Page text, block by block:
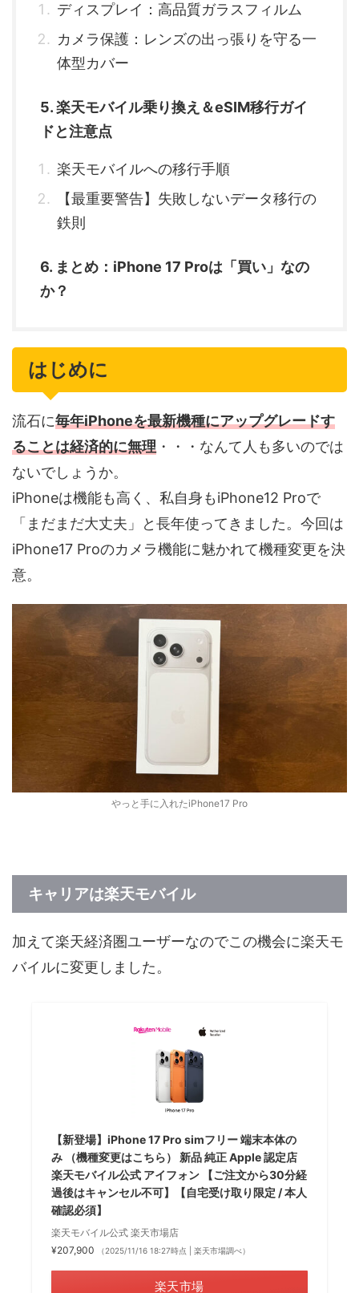
ディスプレイ：高品質ガラスフィルム
カメラ保護：レンズの出っ張りを守る一
体型カバー
5. 楽天モバイル乗り換え＆eSIM移行ガイ
ドと注意点
楽天モバイルへの移行手順
【最重要警告】失敗しないデータ移行の
鉄則
6. まとめ：iPhone 17 Proは「買い」なの
か？
はじめに
流石に毎年iPhoneを最新機種にアップグレードす
ることは経済的に無理 ・・・なんて人も多いのでは
ないでしょうか。
iPhoneは機能も高く、私自身もiPhone12 Proで
「まだまだ大丈夫」と長年使ってきました。今回は
iPhone17 Proのカメラ機能に魅かれて機種変更を決
意。
やっと手に入れたiPhone17 Pro
キャリアは楽天モバイル
加えて楽天経済圏ユーザーなのでこの機会に楽天モ
バイルに変更しました。
【新登場】iPhone 17 Pro simフリー 端末本体の
み （機種変更はこちら） 新品 純正 Apple 認定店
楽天モバイル公式 アイフォン 【ご注文から30分経
過後はキャンセル不可】【自宅受け取り限定 / 本人
確認必須】
楽天モバイル公式 楽天市場店
¥207,900
（2025/11/16 18:27時点 | 楽天市場調べ）
楽天市場